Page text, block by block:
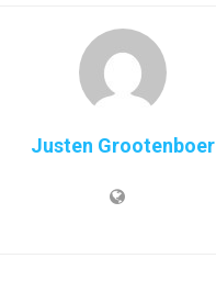
Justen Grootenboer